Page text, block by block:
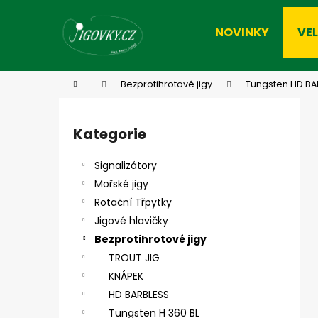
NOVINKY
Domů Bezprotihrotové jigy Tungsten HD
Přeskočit
kategorie
Kategorie
Signalizátory
Mořské jigy
Rotační Třpytky
Jigové hlavičky
Bezprotihrotové jigy
TROUT JIG
KNÁPEK
HD BARBLESS
Tungsten H 360 BL
Zpět
Zpět